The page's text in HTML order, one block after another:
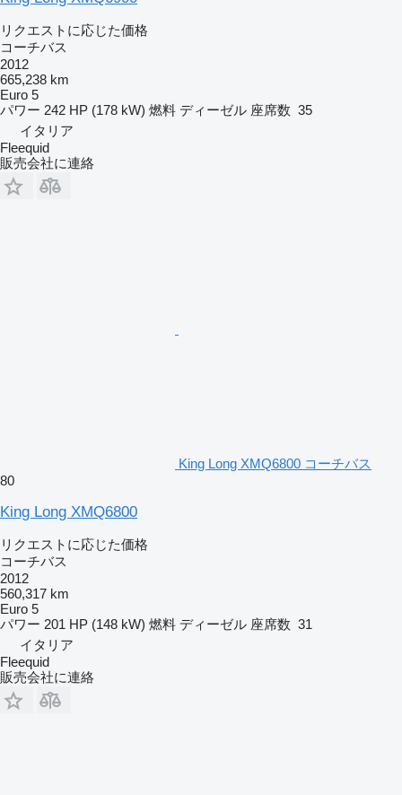
リクエストに応じた価格
コーチバス
2012
665,238 km
Euro 5
パワー 242 HP (178 kW) 燃料 ディーゼル 座席数 35
イタリア
Fleequid
販売会社に連絡
King Long XMQ6800 コーチバス
80
King Long XMQ6800
リクエストに応じた価格
コーチバス
2012
560,317 km
Euro 5
パワー 201 HP (148 kW) 燃料 ディーゼル 座席数 31
イタリア
Fleequid
販売会社に連絡